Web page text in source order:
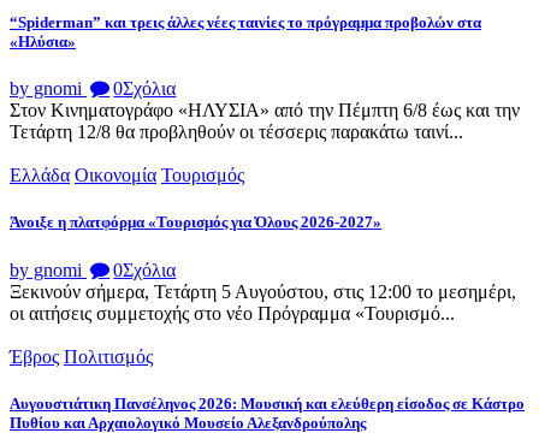
“Spiderman” και τρεις άλλες νέες ταινίες το πρόγραμμα προβολών στα
«Ηλύσια»
by gnomi 0Σχόλια
Στον Κινηματογράφο «ΗΛΥΣΙΑ» από την Πέμπτη 6/8 έως και την
Τετάρτη 12/8 θα προβληθούν οι τέσσερις παρακάτω ταινί...
Ελλάδα Οικονομία Τουρισμός
Άνοιξε η πλατφόρμα «Τουρισμός για Όλους 2026-2027»
by gnomi 0Σχόλια
Ξεκινούν σήμερα, Τετάρτη 5 Αυγούστου, στις 12:00 το μεσημέρι,
οι αιτήσεις συμμετοχής στο νέο Πρόγραμμα «Τουρισμό...
Έβρος Πολιτισμός
Αυγουστιάτικη Πανσέληνος 2026: Μουσική και ελεύθερη είσοδος σε Κάστρο
Πυθίου και Αρχαιολογικό Μουσείο Αλεξανδρούπολης